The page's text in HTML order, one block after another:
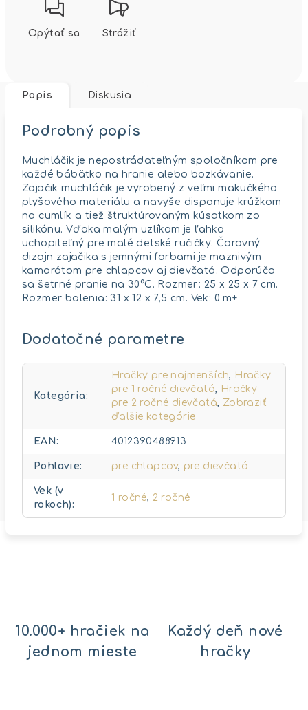
Opýtať sa Strážiť
Popis Diskusia
Podrobný popis
Muchláčik je nepostrádateľným spoločníkom pre
každé bábätko na hranie alebo bozkávanie.
Zajačik muchláčik je vyrobený z veľmi mäkučkého
plyšového materiálu a navyše disponuje krúžkom
na cumlík a tiež štruktúrovaným kúsatkom zo
silikónu. Vďaka malým uzlíkom je ľahko
uchopiteľný pre malé detské ručičky. Čarovný
dizajn zajačika s jemnými farbami je maznivým
kamarátom pre chlapcov aj dievčatá. Odporúča
sa šetrné pranie na 30°C. Rozmer: 25 x 25 x 7 cm.
Rozmer balenia: 31 x 12 x 7,5 cm. Vek: 0 m+
Dodatočné parametre
Kategória:
Hračky pre najmenších, Hračky
pre 1 ročné dievčatá, Hračky
pre 2 ročné dievčatá, Zobraziť
ďalšie kategórie
EAN: 4012390488913
Pohlavie: pre chlapcov, pre dievčatá
Vek (v
rokoch):
1 ročné, 2 ročné
10.000+ hračiek na
jednom mieste
Každý deň nové
hračky